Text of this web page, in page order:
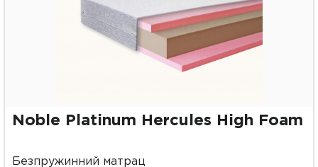
Noble Platinum Hercules High Foam
Безпружинний матрац